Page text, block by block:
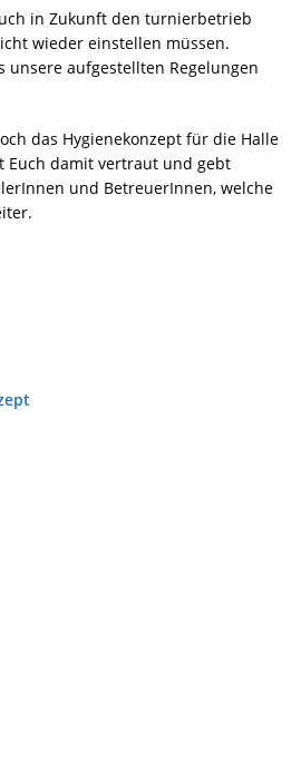
in Zukunft den turnierbetrieb
wieder einstellen müssen.
unsere aufgestellten Regelungen
das Hygienekonzept für die Halle
Euch damit vertraut und gebt
und BetreuerInnen, welche